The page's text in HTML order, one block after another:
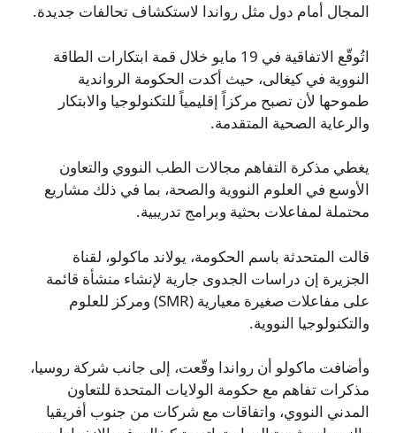
المجال أمام دول مثل رواندا لاستكشاف تحالفات جديدة.
اتُوقّع الاتفاقية في 19 مايو خلال قمة ابتكارات الطاقة
النووية في كيغالى، حيث أكدت الحكومة الرواندية
طموحها لأن تصبح مركزاً إقليمياً للتكنولوجيا والابتكار
والرعاية الصحية المتقدمة.
يغطي مذكرة التفاهم مجالات الطب النووي والتعاون
الأوسع في العلوم النووية والصحة، بما في ذلك مشاريع
محتملة لمفاعلات بحثية وبرامج تدريبية.
قالت المتحدثة باسم الحكومة، يولاند ماكولو، لقناة
الجزيرة إن دراسات الجدوى جارية لإنشاء منشأة قائمة
على مفاعلات صغيرة معيارية (SMR) ومركز للعلوم
والتكنولوجيا النووية.
وأضافت ماكولو أن رواندا وقّعت، إلى جانب شركة روسيا،
مذكرات تفاهم مع حكومة الولايات المتحدة للتعاون
المدني النووي، واتفاقات مع شركات من جنوب أفريقيا